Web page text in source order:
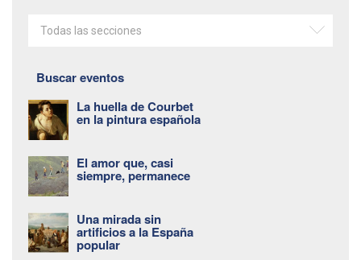
Todas las secciones
Buscar eventos
La huella de Courbet
en la pintura española
El amor que, casi
siempre, permanece
Una mirada sin
artificios a la España
popular